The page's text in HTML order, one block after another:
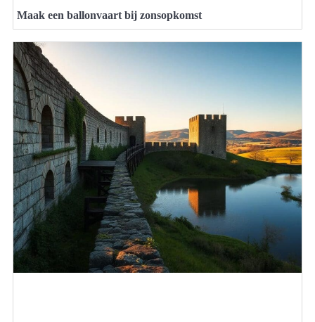
Maak een ballonvaart bij zonsopkomst